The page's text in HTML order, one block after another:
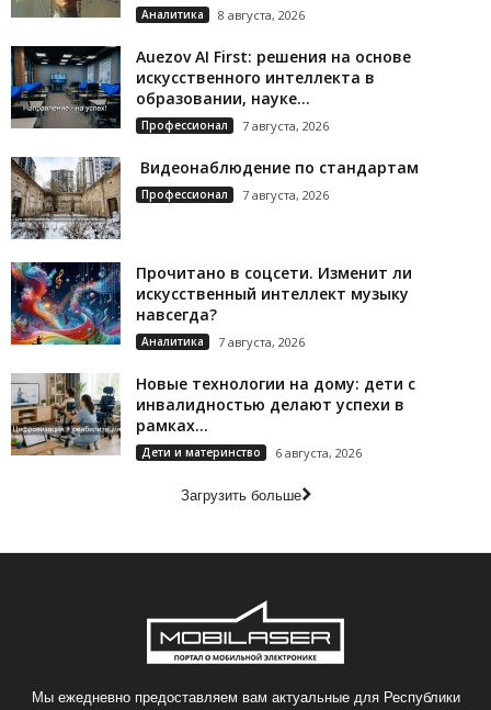
Аналитика 8 августа, 2026
Auezov AI First: решения на основе
искусственного интеллекта в
образовании, науке...
Профессионал 7 августа, 2026
Видеонаблюдение по стандартам
Профессионал 7 августа, 2026
Прочитано в соцсети. Изменит ли
искусственный интеллект музыку
навсегда?
Аналитика 7 августа, 2026
Новые технологии на дому: дети с
инвалидностью делают успехи в
рамках...
Дети и материнство 6 августа, 2026
Загрузить больше
Мы ежедневно предоставляем вам актуальные для Республики